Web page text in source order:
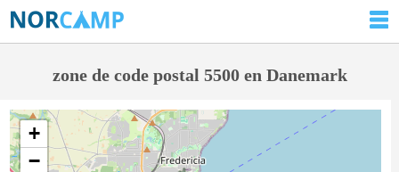
zone de code postal 5500 en Danemark
+
−